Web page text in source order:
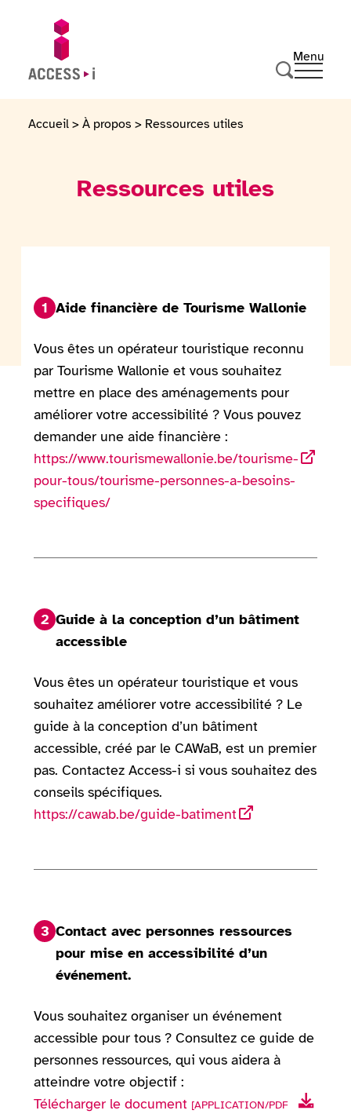
Passer au contenu
Menu
Ouvrir
Accueil > À propos > Ressources utiles
Ressources utiles
1 Aide financière de Tourisme Wallonie
Vous êtes un opérateur touristique reconnu
par Tourisme Wallonie et vous souhaitez
mettre en place des aménagements pour
améliorer votre accessibilité ? Vous pouvez
demander une aide financière :
https://www.tourismewallonie.be/tourisme-
pour-tous/tourisme-personnes-a-besoins-
specifiques/
2 Guide à la conception d’un bâtiment
accessible
Vous êtes un opérateur touristique et vous
souhaitez améliorer votre accessibilité ? Le
guide à la conception d’un bâtiment
accessible, créé par le CAWaB, est un premier
pas. Contactez Access-i si vous souhaitez des
conseils spécifiques.
https://cawab.be/guide-batiment
3 Contact avec personnes ressources
pour mise en accessibilité d’un
événement.
Vous souhaitez organiser un événement
accessible pour tous ? Consultez ce guide de
personnes ressources, qui vous aidera à
atteindre votre objectif :
Télécharger le document [APPLICATION/PDF